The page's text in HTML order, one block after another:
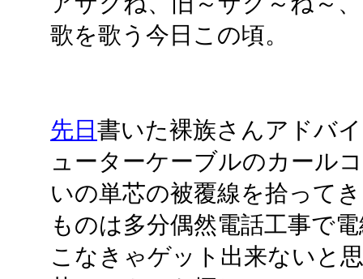
歌を歌う今日この頃。
先日 書いた裸族さんアドバ
ューターケーブルのカール
いの単芯の被覆線を拾って
ものは多分偶然電話工事で
こなきゃゲット出来ないと